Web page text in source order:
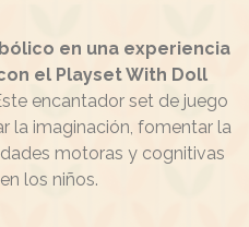
en una experiencia
el Playset With Doll
encantador set de juego
la imaginación, fomentar la
motoras y cognitivas
los niños.